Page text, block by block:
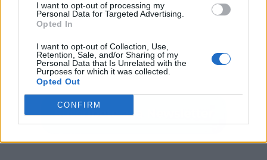
I want to opt-out of processing my
Personal Data for Targeted Advertising.
Opted In
I want to opt-out of Collection, Use,
Retention, Sale, and/or Sharing of my
Personal Data that Is Unrelated with the
Purposes for which it was collected.
Opted Out
CONFIRM